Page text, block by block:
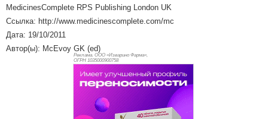
MedicinesComplete RPS Publishing London UK
Ссылка: http://www.medicinescomplete.com/mc
Дата: 19/10/2011
Автор(ы): McEvoy GK (ed)
Реклама. ООО «Изварино Фарма»,
ОГРН 1035000900758